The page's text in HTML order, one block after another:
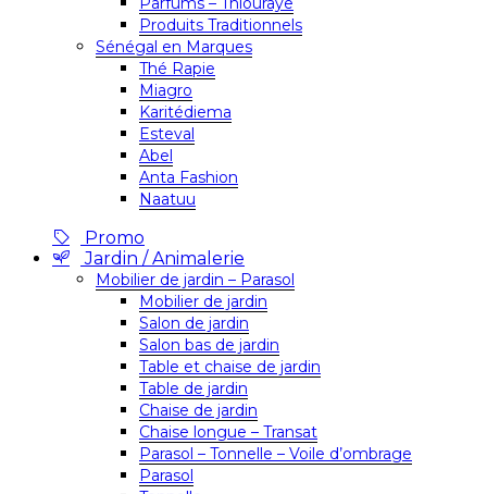
Produits Traditionnels
Sénégal en Marques
Thé Rapie
Miagro
Karitédiema
Esteval
Abel
Anta Fashion
Naatuu
Promo
Jardin / Animalerie
Mobilier de jardin – Parasol
Mobilier de jardin
Salon de jardin
Salon bas de jardin
Table et chaise de jardin
Table de jardin
Chaise de jardin
Chaise longue – Transat
Parasol – Tonnelle – Voile d’ombrage
Parasol